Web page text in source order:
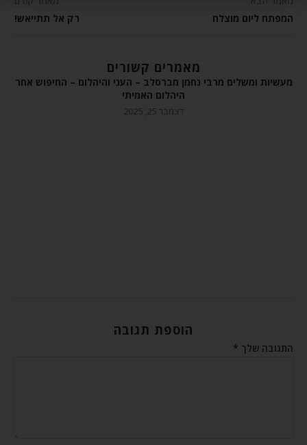
המפתח ליום מוצלח
רק אל תתייאש!
מאמרים קשורים
מעשיות ומשלים מרבי נחמן מברסלב – העני והיהלום – החיפוש אחר
היהלום האמיתי
דצמבר 25, 2025
הוספת תגובה
התגובה שלך *